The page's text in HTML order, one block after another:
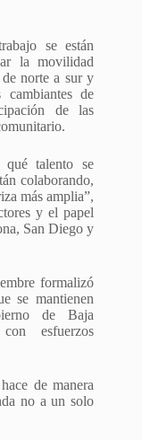
se están
la movilidad
norte a sur y
de
de las
talento se
colaborando,
más amplia”,
y el papel
San Diego y
formalizó
se mantienen
de Baja
esfuerzos
de manera
no a un solo